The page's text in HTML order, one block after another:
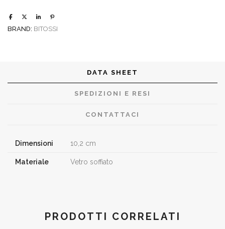
BRAND: BITOSSI
DATA SHEET
SPEDIZIONI E RESI
CONTATTACI
Dimensioni 10,2 cm
Materiale Vetro soffiato
PRODOTTI CORRELATI